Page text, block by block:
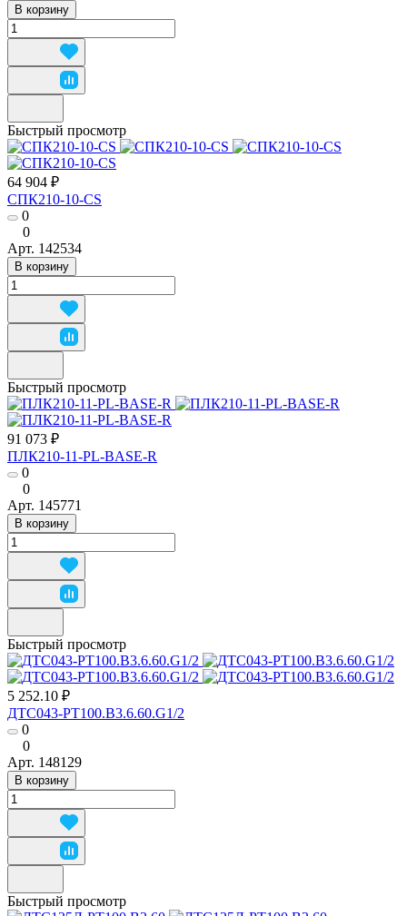
В корзину
Быстрый просмотр
64 904 ₽
СПК210-10-CS
0
0
Арт. 142534
В корзину
Быстрый просмотр
91 073 ₽
ПЛК210-11-PL-BASE-R
0
0
Арт. 145771
В корзину
Быстрый просмотр
5 252.10 ₽
ДТС043-РТ100.В3.6.60.G1/2
0
0
Арт. 148129
В корзину
Быстрый просмотр